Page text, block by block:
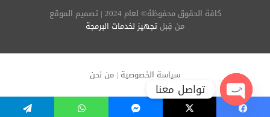
كافة الحقوق محفوظة© لعام 2024 | تصميم الموقع
من قِبل تجهيز لخدمات البرمجة
سياسة الخصوصية | من نحن
تواصل معنا